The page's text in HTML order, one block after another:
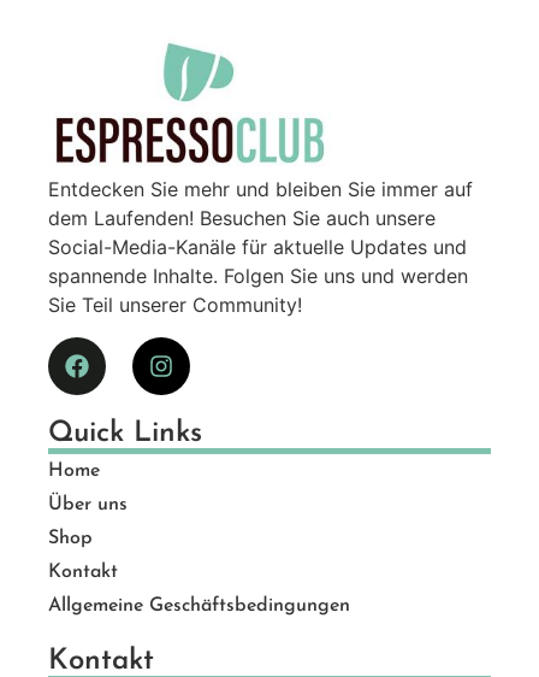
Entdecken Sie mehr und bleiben Sie immer auf
dem Laufenden! Besuchen Sie auch unsere
Social-Media-Kanäle für aktuelle Updates und
spannende Inhalte. Folgen Sie uns und werden
Sie Teil unserer Community!
Quick Links
Home
Über uns
Shop
Kontakt
Allgemeine Geschäftsbedingungen
Kontakt